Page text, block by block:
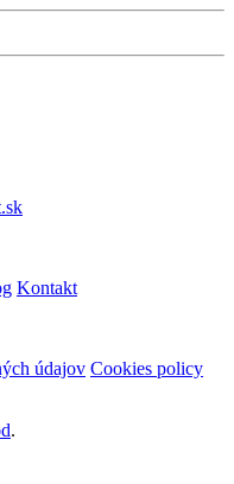
Kontakt
údajov Cookies policy
.